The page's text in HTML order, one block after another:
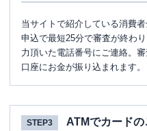
当サイトで紹介している消費
申込で最短25分で審査が終わ
力頂いた電話番号にご連絡。
口座にお金が振り込まれます。
STEP3 ATMでカードの